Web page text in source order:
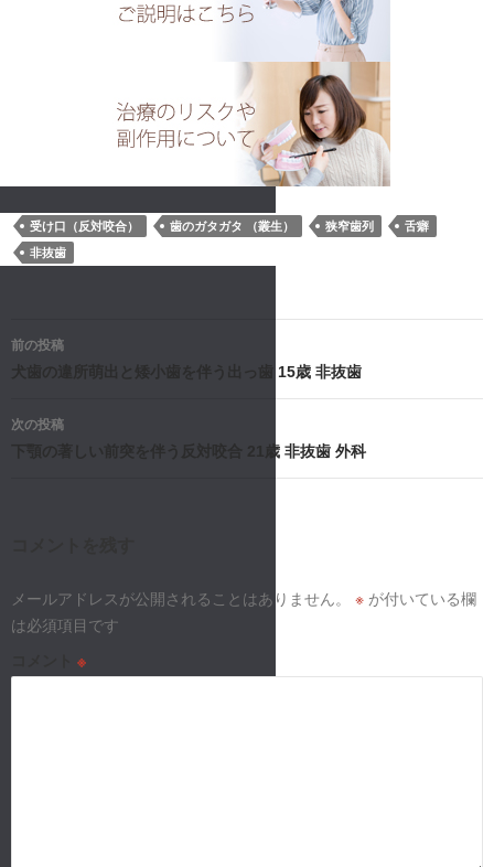
受け口（反対咬合） 歯のガタガタ （叢生） 狭窄歯列
舌癖
非抜歯
投
稿
ナ
ビ
シ
ョ
ン
前の投稿
犬歯の違所萌出と矮小歯を伴う出っ歯 15歳 非抜歯
次の投稿
下顎の著しい前突を伴う反対咬合 21歳 非抜歯 外科
メールアドレスが公開されることはありません。 ※ が付いている欄
は必須項目です
※